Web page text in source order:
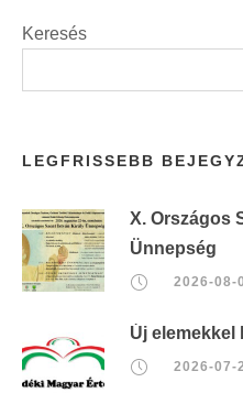
Keresés
LEGFRISSEBB
X. Országos
Ünnepség
2026-08-
Új elemekkel
2026-07-